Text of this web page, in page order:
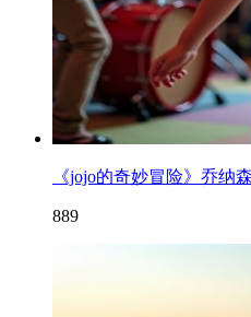
《jojo的奇妙冒险》乔纳
889